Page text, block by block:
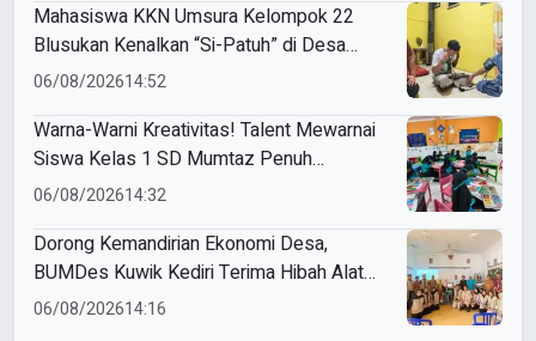
Mahasiswa KKN Umsura Kelompok 22
Blusukan Kenalkan “Si-Patuh” di Desa
Banjarkejen
06/08/202614:52
Warna-Warni Kreativitas! Talent Mewarnai
Siswa Kelas 1 SD Mumtaz Penuh
Keceriaan
06/08/202614:32
Dorong Kemandirian Ekonomi Desa,
BUMDes Kuwik Kediri Terima Hibah Alat
Pencetak Briket Biomassa Briqpress
06/08/202614:16